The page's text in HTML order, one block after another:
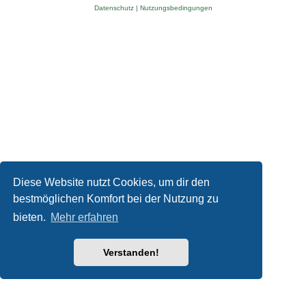
Diese Website nutzt Cookies, um dir den
bestmöglichen Komfort bei der Nutzung zu
bieten. Mehr erfahren
Verstanden!
Datenschutz| Nutzungsbedingungen